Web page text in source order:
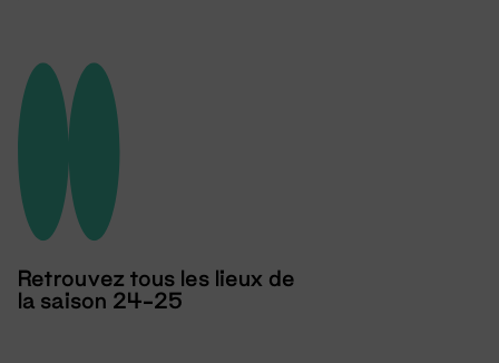
Retrouvez tous les lieux de
la saison 24-25